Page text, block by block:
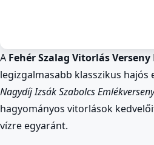
Nyár a Balatonnál Sport és
Balatonfüred
Klasszikus
Versenye
Jul 25. · egész nap
A Fehér Szalag Vitorlás Verseny
legizgalmasabb klasszikus hajós
Nagydíj Izsák Szabolcs Emlékverseny
hagyományos vitorlások
vízre egyaránt.